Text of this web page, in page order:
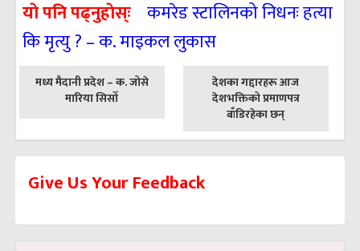
याे पनि पढ्नुहाेस्ः कमरेड स्टालिनको निधनः हत्या
कि मृत्यु ? – क. माइकल लुकास
पछिल्लाे
मध्य मैदानी प्रदेश – क. जोसे
मारिया सिसोँ
अघिल्लाे
-
देशका गद्दारहरू आज
देशभक्तिको प्रमाणपत्र
बाँडिरहेका छन्
Give Us Your Feedback